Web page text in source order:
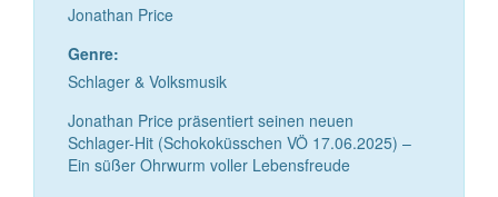
Jonathan Price
Genre:
Schlager & Volksmusik
Jonathan Price präsentiert seinen neuen
Schlager-Hit (Schokoküsschen VÖ 17.06.2025) –
Ein süßer Ohrwurm voller Lebensfreude